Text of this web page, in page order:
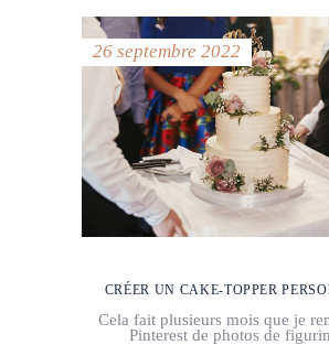
26 septembre 2022
CRÉER UN CAKE-TOPPER
Cela fait plusieurs mois que je
Pinterest de photos de